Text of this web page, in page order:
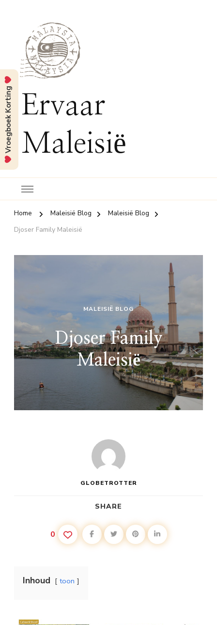
Ervaar
Maleisië
Home Maleisië Blog
Maleisië Blog
Djoser Family Maleisië
MALEISIË BLOG
Djoser Family
Maleisië
GLOBETROTTER
SHARE
0
Inhoud toon
Vroegboek Korting